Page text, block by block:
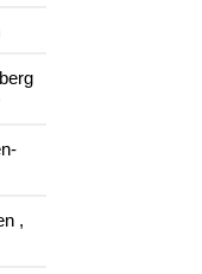
,